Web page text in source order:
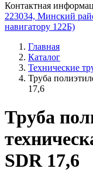
Контактная
223034, Минский
навигатору 122Б)
Главная
Каталог
Технические
Труба
17,6
Труба
SDR 17,6